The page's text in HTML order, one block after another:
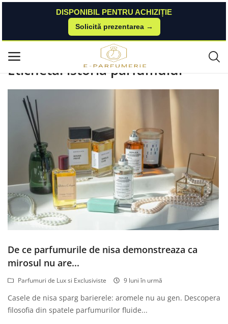
DISPONIBIL PENTRU ACHIZIȚIE
Solicită prezentarea →
Meniu principal
Acasă
Listă de dorințe
Contact
Blog
Autentificare
Înregistrare
istoria-parfumului
Etichetă: istoria parfumului
De ce parfumurile de nisa demonstreaza ca
mirosul nu are...
Parfumuri de Lux si Exclusiviste 9 luni în urmă
Casele de nisa sparg barierele: aromele nu au gen. Descopera
filosofia din spatele parfumurilor fluide...